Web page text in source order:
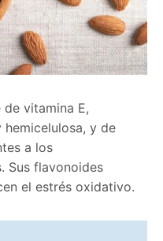
vitamina E,
hemicelulosa, y de
a los
Sus flavonoides
el estrés oxidativo.